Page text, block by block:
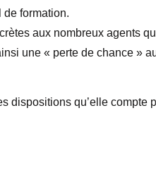
formation.
aux nombreux agents
une « perte de chance »
dispositions qu’elle compte